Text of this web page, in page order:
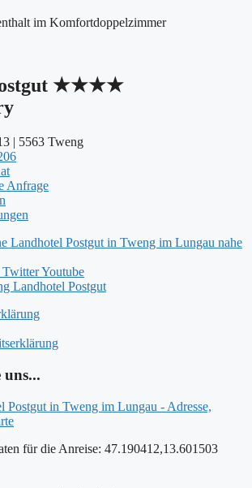
im Komfortdoppelzimmer
★★★★
| 5563 Tweng
Anfrage
TwitterYoutube
uns...
für die Anreise: 47.190412,13.601503